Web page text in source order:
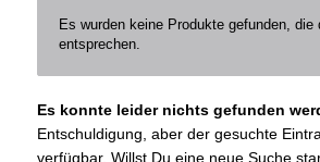
Es wurden keine Produkte gefunden, die
entsprechen.
Es konnte leider nichts gefunden
Entschuldigung, aber der gesuchte
verfügbar. Willst Du eine neue Suche